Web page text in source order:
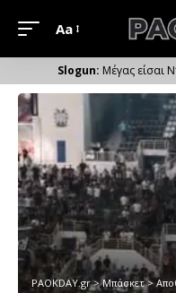
Μέγεθος
Γραμματοσειράς
Aa
Μέγας είσαι
PAOKDAY.gr>Μπάσκετ>